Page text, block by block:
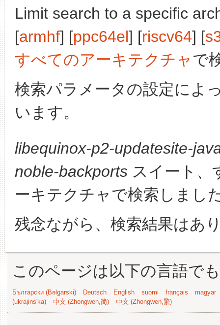
Limit search to a specific
[armhf] [ppc64el] [riscv64] [
すべてのアーキテクチャで
検索パラメータの設定によ
います。
libequinox-p2-updatesite-
noble-backports スイート、
ーキテクチャで検索しまし
残念ながら、検索結果はあ
このページは以下の言語で
Български (Bəlgarski) Deutsch English suomi français
magyar
(ukrajins'ka)
中文 (Zhongwen,简) 中文 (Zhongwen,繁)